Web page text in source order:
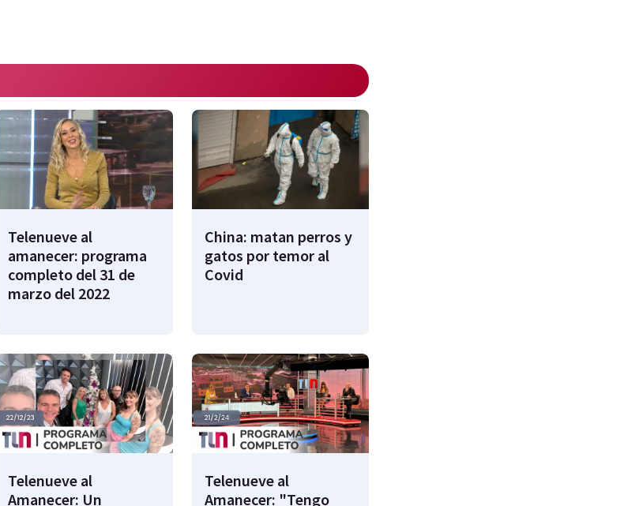
Telenueve al
amanecer: programa
completo del 31 de
marzo del 2022
China: matan perros y
gatos por temor al
Covid
Telenueve al
Amanecer: Un
Telenueve al
Amanecer: "Tengo